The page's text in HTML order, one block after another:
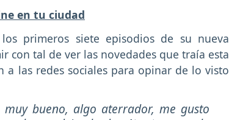
en tu ciudad
los primeros siete episodios de su nueva
con tal de ver las novedades que traía esta
a las redes sociales para opinar de lo visto
bueno, algo aterrador, me gusto